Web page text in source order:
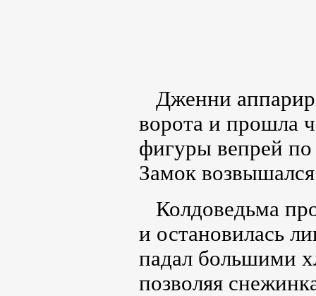
Дженни
ворота и прошла
фигуры вепрей
Замок
Колдоведьма
и остановилась
падал большими
позволяя